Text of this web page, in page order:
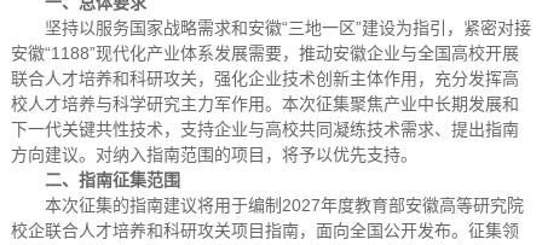
坚持以服务国家战略需求和安徽“三地一区”建设为指引，紧密对接
安徽“1188”现代化产业体系发展需要，推动安徽企业与全国高校开展
联合人才培养和科研攻关，强化企业技术创新主体作用，充分发挥高
校人才培养与科学研究主力军作用。本次征集聚焦产业中长期发展和
下一代关键共性技术，支持企业与高校共同凝练技术需求、提出指南
方向建议。对纳入指南范围的项目，将予以优先支持。
二、指南征集范围
本次征集的指南建议将用于编制2027年度教育部安徽高等研究院
校企联合人才培养和科研攻关项目指南，面向全国公开发布。征集领